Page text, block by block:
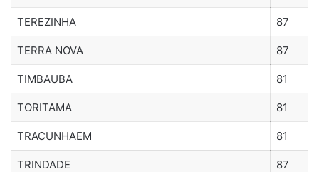
TEREZINHA 87
TERRA NOVA 87
TIMBAUBA 81
TORITAMA 81
TRACUNHAEM 81
TRINDADE 87